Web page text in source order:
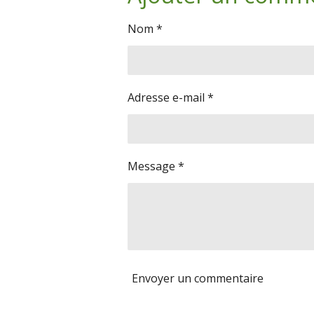
g
r
Nom *
Adresse e-mail *
Message *
Envoyer un commentaire